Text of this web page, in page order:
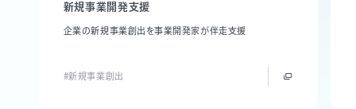
新規事業開発支援
企業の新規事業創出を事業開発家が伴走支援
#新規事業創出